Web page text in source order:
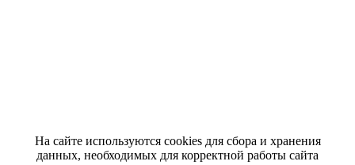
На сайте используются cookies для сбора и хранения
данных, необходимых для корректной работы сайта